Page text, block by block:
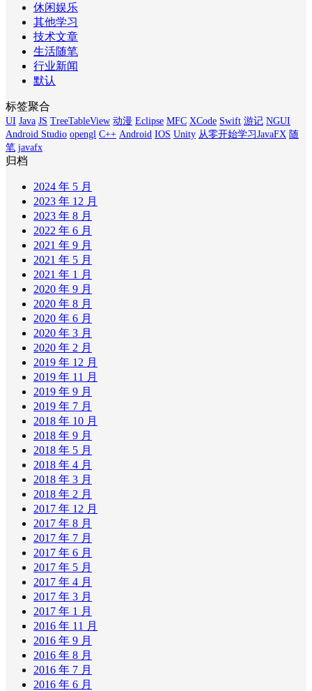
休闲娱乐
其他学习
技术文章
生活随笔
行业新闻
默认
标签聚合
UI Java JS TreeTableView 动漫 Eclipse MFC XCode Swift 游记 NGUI
Android Studio opengl C++ Android IOS Unity 从零开始学习JavaFX 随
笔 javafx
归档
2024 年 5 月
2023 年 12 月
2023 年 8 月
2022 年 6 月
2021 年 9 月
2021 年 5 月
2021 年 1 月
2020 年 9 月
2020 年 8 月
2020 年 6 月
2020 年 3 月
2020 年 2 月
2019 年 12 月
2019 年 11 月
2019 年 9 月
2019 年 7 月
2018 年 10 月
2018 年 9 月
2018 年 5 月
2018 年 4 月
2018 年 3 月
2018 年 2 月
2017 年 12 月
2017 年 8 月
2017 年 7 月
2017 年 6 月
2017 年 5 月
2017 年 4 月
2017 年 3 月
2017 年 1 月
2016 年 11 月
2016 年 9 月
2016 年 8 月
2016 年 7 月
2016 年 6 月